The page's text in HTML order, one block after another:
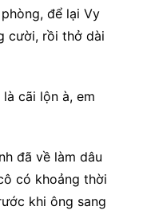
để lại Vy
cười, rồi thở dài
cãi lộn à, em
đã về làm dâu
có khoảng thời
khi ông sang